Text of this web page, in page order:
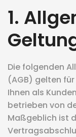
1.
Die folgenden
(AGB) gelten
Ihnen als
betrieben von
Maßgeblich ist